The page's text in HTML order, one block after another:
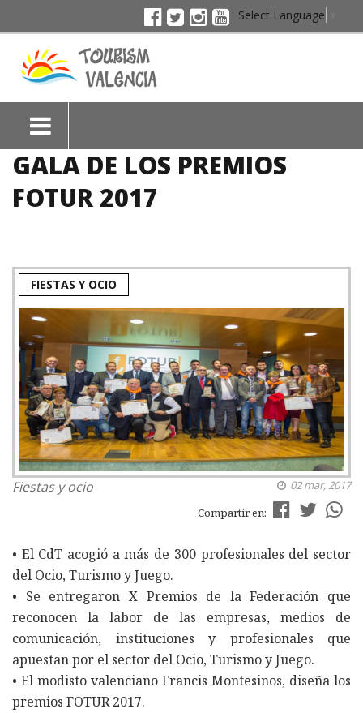
Select Language
GALA DE LOS PREMIOS
FOTUR 2017
FIESTAS Y OCIO
Fiestas y ocio
02 mar, 2017
Compartir en:
• El CdT acogió a más de 300 profesionales del sector
del Ocio, Turismo y Juego.
• Se entregaron X Premios de la Federación que
reconocen la labor de las empresas, medios de
comunicación, instituciones y profesionales que
apuestan por el sector del Ocio, Turismo y Juego.
• El modisto valenciano Francis Montesinos, diseña los
premios FOTUR 2017.